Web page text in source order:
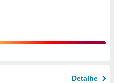
Detalhe